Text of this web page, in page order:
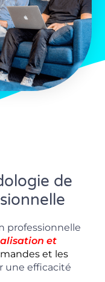
de
professionnelle
et
et les
une efficacité